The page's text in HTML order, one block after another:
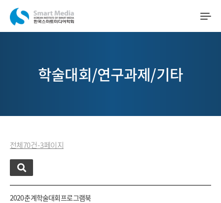
학술대회/연구과제/기타
전체 70 건 - 3 페이지
2020 춘계학술대회 프로그램북